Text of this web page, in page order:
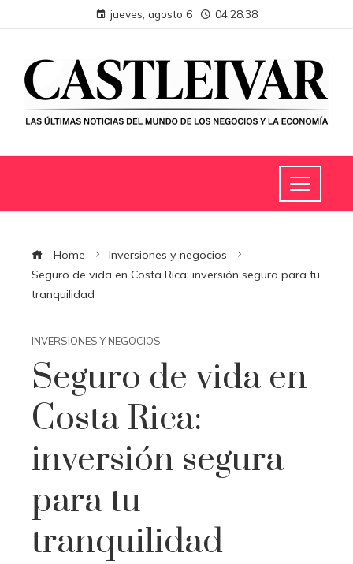
jueves, agosto 6 04:28:39
Home
Inversiones y negocios
Seguro de vida en Costa Rica: inversión segura para tu
tranquilidad
INVERSIONES Y NEGOCIOS
Seguro de vida en
Costa Rica:
inversión segura
para tu
tranquilidad